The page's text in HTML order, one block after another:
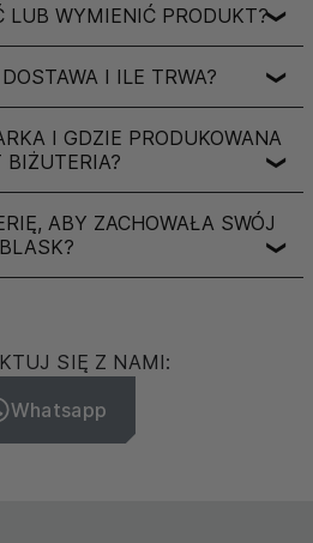
LUB WYMIENIĆ PRODUKT?❯
I ILE TRWA? ❯
I GDZIE PRODUKOWANA
BIŻUTERIA?
❯
ABY ZACHOWAŁA SWÓJ
BLASK?
❯
SIĘ Z NAMI:
Whatsapp